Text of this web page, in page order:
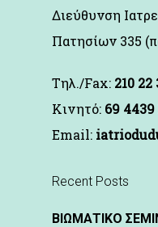
Διεύθυνση
Πατησίων 335
Τηλ./Fax: 210 22
Kινητό: 69 4439
Email:
Recent Posts
ΒΙΩΜΑΤΙΚΟ